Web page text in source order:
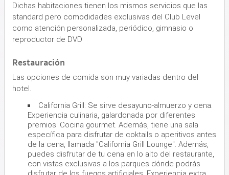
Dichas habitaciones tienen los mismos servicios que las
standard pero comodidades exclusivas del Club Level
como atención personalizada, periódico, gimnasio o
reproductor de DVD
Restauración
Las opciones de comida son muy variadas dentro del
hotel.
California Grill: Se sirve desayuno-almuerzo y cena.
Experiencia culinaria, galardonada por diferentes
premios. Cocina gourmet. Además, tiene una sala
específica para disfrutar de coktails o aperitivos antes
de la cena, llamada ''California Grill Lounge''. Además,
puedes disfrutar de tu cena en lo alto del restaurante,
con vistas exclusivas a los parques dónde podrás